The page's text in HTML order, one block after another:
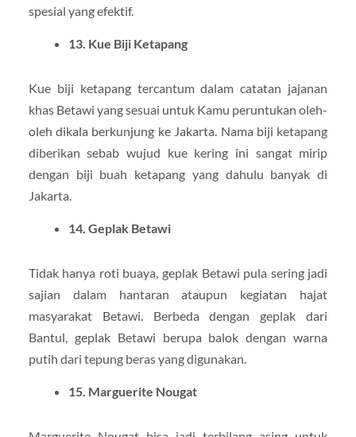
spesial yang efektif.
13. Kue Biji Ketapang
Kue biji ketapang tercantum dalam catatan jajanan
khas Betawi yang sesuai untuk Kamu peruntukan oleh-
oleh dikala berkunjung ke Jakarta. Nama biji ketapang
diberikan sebab wujud kue kering ini sangat mirip
dengan biji buah ketapang yang dahulu banyak di
Jakarta.
14. Geplak Betawi
Tidak hanya roti buaya, geplak Betawi pula sering jadi
sajian dalam hantaran ataupun kegiatan hajat
masyarakat Betawi. Berbeda dengan geplak dari
Bantul, geplak Betawi berupa balok dengan warna
putih dari tepung beras yang digunakan.
15. Marguerite Nougat